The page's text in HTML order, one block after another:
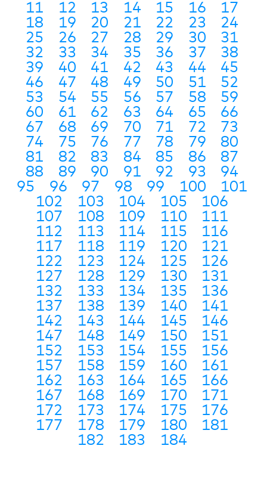
11
12 13 14 15 16
17
18
19 20 21 22 23
24
25
26 27 28 29 30
31
32
33 34 35 36 37
38
39
40 41 42 43 44
45
46
47 48 49 50 51
52
53
54 55 56 57 58
59
60
61 62 63 64 65
66
67
68 69 70 71 72
73
74
75 76 77 78 79
80
81
82 83 84 85 86
87
88
89 90 91 92 93
94
95
96 97 98 99 100
101
102
103 104 105
106
107
108 109 110
111
112
113 114 115
116
117
118 119 120
121
122
123 124 125
126
127
128 129 130
131
132
133 134 135
136
137
138 139 140
141
142
143 144 145
146
147
148 149 150
151
152
153 154 155
156
157
158 159 160
161
162
163 164 165
166
167
168 169 170
171
172
173 174 175
176
177
178 179 180
181
182
183 184